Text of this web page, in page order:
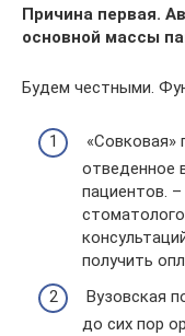
Причина первая.
основной массы
Будем честными.
«Совковая»
отведенное
пациентов.
получить
Вузовская
до сих пор